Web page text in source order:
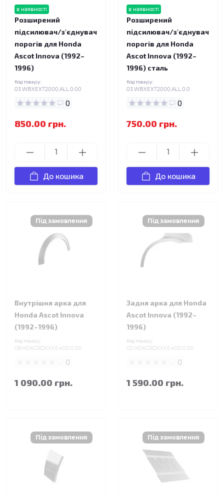
в наявності
Розширений
підсилювач/з'єднувач
порогів для Honda
Ascot Innova (1992–
1996)
Код товару:
03.WBXEXT2000.ALL.0.00
0
850.00 грн.
До кошика
в наявності
Розширений
підсилювач/з'єднувач
порогів для Honda
Ascot Innova (1992–
1996) сталь
Код товару:
03.WBXEXT2000.ALL.0.0
0
750.00 грн.
До кошика
Внутрішня арка для
Honda Ascot Innova
(1992–1996)
Код товару:
08.HDACRDXXX5.4SD.0.00
0
1 090.00 грн.
Задня арка для Honda
Ascot Innova (1992–
1996)
Код товару:
02.HDACRDXXX5.4SD.0.00
0
1 590.00 грн.